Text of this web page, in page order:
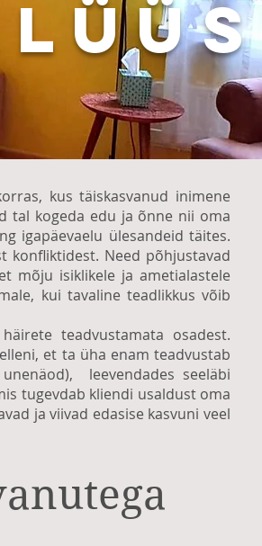
kus täiskasvanud inimene
tal kogeda edu ja õnne nii oma
igapäevaelu ülesandeid täites.
konfliktidest. Need põhjustavad
mõju isiklikele ja ametialastele
kui tavaline teadlikkus võib
teadvustamata osadest.
et ta üha enam teadvustab
leevendades seeläbi
tugevdab kliendi usaldust oma
ja viivad edasise kasvuni veel